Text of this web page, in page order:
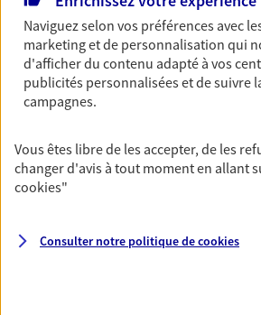
Multirisque
Gagnez en simplicité et en
assurance multirisque entreprise.
équipements et stocks… sans
responsabilité civile.
DEMANDER UN DEVIS
Naviguez selon vos préférences avec
marketing et de personnalisation qui
d'afficher du contenu adapté à vos
publicités personnalisées et de suivre
campagnes.
Vous êtes libre de les accepter, de les
changer d'avis à tout moment en allant
cookies"
Consulter notre politique decookies